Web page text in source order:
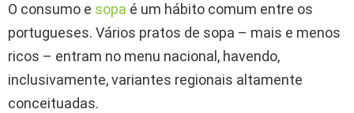
O consumo e sopa é um hábito comum entre os
portugueses. Vários pratos de sopa – mais e menos
ricos – entram no menu nacional, havendo,
inclusivamente, variantes regionais altamente
conceituadas.